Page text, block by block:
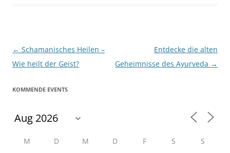
Beitragsnavigation
← Schamanisches Heilen –
Wie heilt der Geist?
Entdecke die alten
Geheimnisse des Ayurveda →
KOMMENDE EVENTS
M D M D F S S